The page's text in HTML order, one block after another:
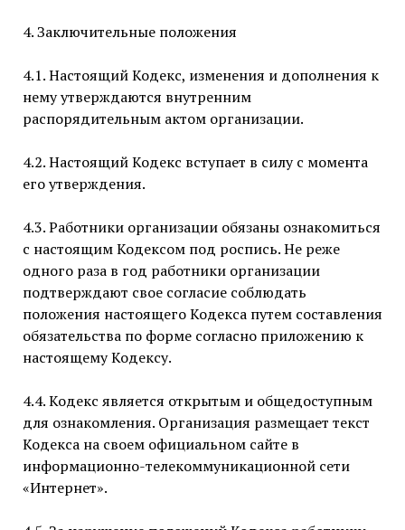
4. Заключительные положения
4.1. Настоящий Кодекс, изменения и дополнения к
нему утверждаются внутренним
распорядительным актом организации.
4.2. Настоящий Кодекс вступает в силу с момента
его утверждения.
4.3. Работники организации обязаны ознакомиться
с настоящим Кодексом под роспись. Не реже
одного раза в год работники организации
подтверждают свое согласие соблюдать
положения настоящего Кодекса путем составления
обязательства по форме согласно приложению к
настоящему Кодексу.
4.4. Кодекс является открытым и общедоступным
для ознакомления. Организация размещает текст
Кодекса на своем официальном сайте в
информационно-телекоммуникационной сети
«Интернет».